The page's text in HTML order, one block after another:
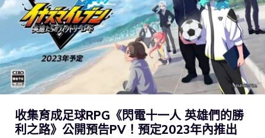
收集育成足球RPG《閃電十一人 英雄們的勝
利之路》公開預告PV！預定2023年內推出